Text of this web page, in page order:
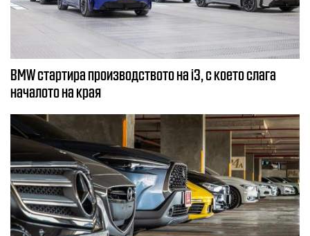
BMW стартира производството на i3, с което слага
началото на края